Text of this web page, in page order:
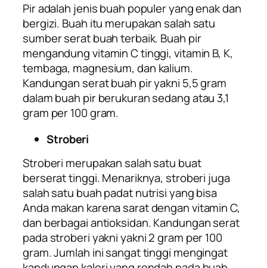
Pir adalah jenis buah populer yang enak dan
bergizi. Buah itu merupakan salah satu
sumber serat buah terbaik. Buah pir
mengandung vitamin C tinggi, vitamin B, K,
tembaga, magnesium, dan kalium.
Kandungan serat buah pir yakni 5,5 gram
dalam buah pir berukuran sedang atau 3,1
gram per 100 gram.
Stroberi
Stroberi merupakan salah satu buat
berserat tinggi. Menariknya, stroberi juga
salah satu buah padat nutrisi yang bisa
Anda makan karena sarat dengan vitamin C,
dan berbagai antioksidan. Kandungan serat
pada stroberi yakni yakni 2 gram per 100
gram. Jumlah ini sangat tinggi mengingat